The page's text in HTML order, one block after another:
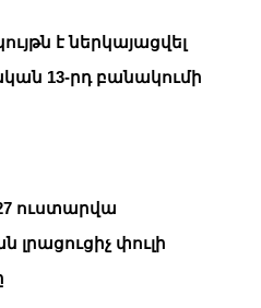
է ներկայացվել
13-րդ բանակումի
ուստարվա
լրացուցիչ փուլի